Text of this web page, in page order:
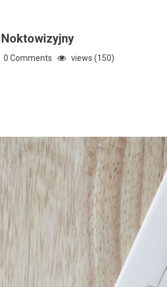
Noktowizyjny
0 Comments views (150)